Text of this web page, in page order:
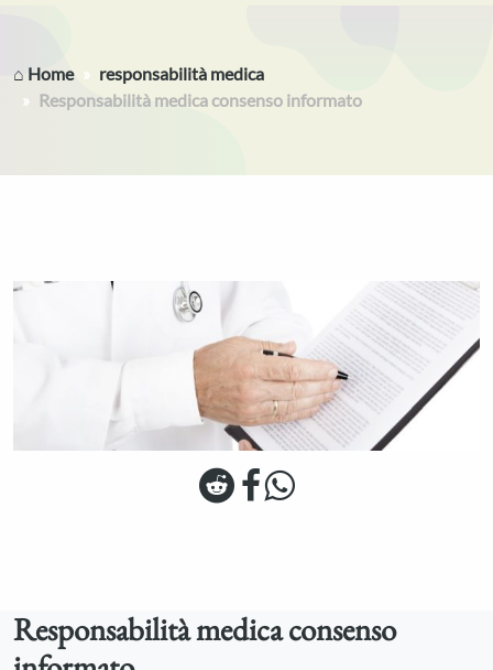
⌂ Home
responsabilità medica
Responsabilità medica consenso informato
Responsabilità medica consenso